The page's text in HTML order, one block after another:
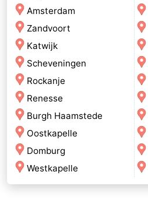
Amsterdam
Zandvoort
Katwijk
Scheveningen
Rockanje
Renesse
Burgh Haamstede
Oostkapelle
Domburg
Westkapelle